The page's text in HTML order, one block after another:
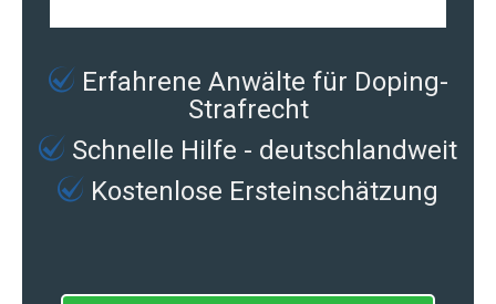
Erfahrene Anwälte für Doping-
Strafrecht
Schnelle Hilfe - deutschlandweit
Kostenlose Ersteinschätzung